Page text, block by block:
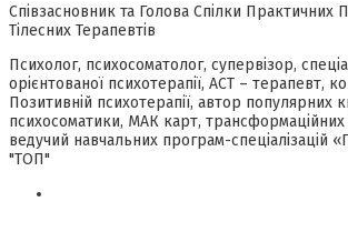
Співзасновник та Голова Спілки Практичних
Тілесних Терапевтів
Психолог, психосоматолог, супервізор,
орієнтованої психотерапії, АСТ – терапевт,
Позитивній психотерапії, автор популярних
психосоматики, МАК карт, трансформаційних
ведучий навчальних програм-спеціалізацій
"ТОП"